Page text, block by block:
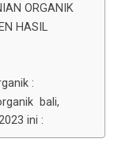
ORGANIK
HASIL
:
bali,
ini :